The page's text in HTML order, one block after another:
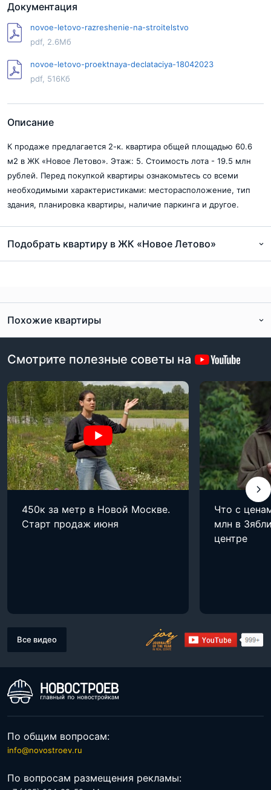
Документация
novoe-letovo-razreshenie-na-stroitelstvo
pdf, 2.6Мб
novoe-letovo-proektnaya-declataciya-18042023
pdf, 516Кб
Описание
К продаже предлагается 2-к. квартира общей площадью 60.6
м2 в ЖК «Новое Летово». Этаж: 5. Стоимость лота - 19.5 млн
рублей. Перед покупкой квартиры ознакомьтесь со всеми
необходимыми характеристиками: месторасположение, тип
здания, планировка квартиры, наличие паркинга и другое.
Подобрать квартиру в ЖК «Новое Летово»
Похожие квартиры
Смотрите полезные советы на
450к за метр в Новой Москве.
Старт продаж июня
Что с
млн в
центре
Все видео
По общим вопросам:
info@novostroev.ru
По вопросам размещения рекламы: